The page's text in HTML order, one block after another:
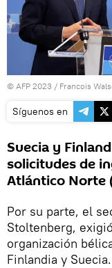
© AFP 2023 / Francois
Síguenos en
Suecia y
solicitudes de
Atlántico Norte
Por su parte, el
Stoltenberg,
organización
Finlandia y Suecia.